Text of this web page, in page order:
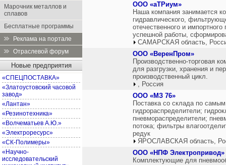
Марочник металлов и
сплавов
Бесплатные программы
Реклама на портале
Отраслевой форум
Новые предприятия
«СПЕЦПОСТАВКА»
«Златоустовский часовой
завод»
«Лантан»
«Резинотехника»
«Волчематьев А.Ю.»
«Электроресурс»
«СК-Полимеры»
«Научно-
исследовательский
ООО «аТРиум»
Наша компания занимается
гидравлического,
отечественного и
успешной работы,
САМАРСКАЯ область,
ООО «ВеренПром»
Производственно-торговая
для разгрузки, хранения и
производственный цикл.
, Россия
ООО «МЗ 76»
Поставка со склада по
гидрораспределители;
пневмораспределители;
потока; фильтры
редук
ЯРОСЛАВСКАЯ область,
ООО «НПФ Электропривод»
Комплектующие для